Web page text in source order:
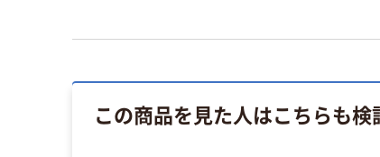
この商品を見た人はこちらも